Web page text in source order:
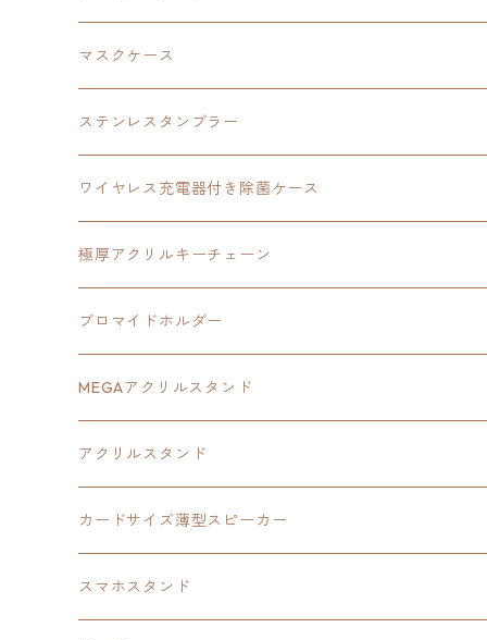
ダブルアクリルキーチェーン
オーロラアクリルスタンド
軌跡シリーズ20周年
界の軌跡
アクリルマグネット
ヘッドホンスタンド
空の軌跡1st
イース
亰都ザナドゥ
王冠クリップ
界の軌跡
碧の軌跡：改
創の軌跡
40周年記念
創の軌跡
創の軌跡
閃の軌跡Ⅲ
創の軌跡
マスクケース
創の軌跡
ステンレスタンブラー
ワイヤレス充電器付き除菌ケース
創の軌跡
イース
極厚アクリルキーチェーン
日本ファルコム40周年記念イラスト
黎の軌跡
イースⅧ
創の軌跡
HOT-SHOT
イースⅨ
ブロマイドホルダー
40周年記念
黎の軌跡
黎の軌跡Ⅱ
イースⅧ
MEGAアクリルスタンド
黎の軌跡
アクリルスタンド
オーロラ
カードサイズ薄型スピーカー
黎の軌跡
スマホスタンド